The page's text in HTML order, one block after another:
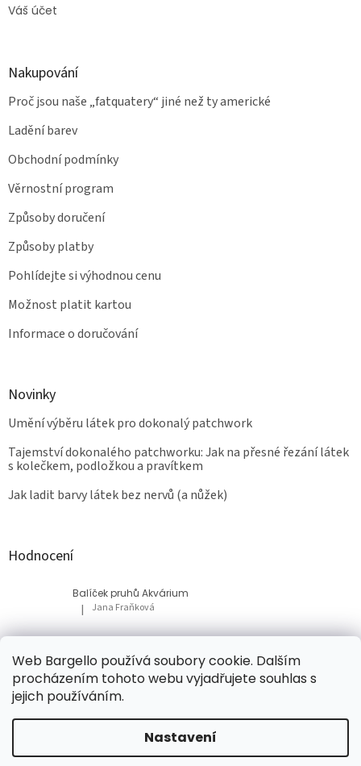
Web Bargello používá soubory cookie. Dalším
procházením tohoto webu vyjadřujete souhlas s
jejich používáním.
Nastavení
Váš účet
Nakupování
Proč jsou naše „fatquatery“ jiné než ty americké
Ladění barev
Obchodní podmínky
Věrnostní program
Způsoby doručení
Způsoby platby
Pohlídejte si výhodnou cenu
Možnost platit kartou
Informace o doručování
Novinky
Umění výběru látek pro dokonalý patchwork
Tajemství dokonalého patchworku: Jak na přesné řezání látek
s kolečkem, podložkou a pravítkem
Jak ladit barvy látek bez nervů (a nůžek)
Hodnocení
Balíček pruhů Akvárium
Hodnocení produktu je 5 z 5 hvězdiček.
| Jana Fraňková
Balíček Lesní med
Hodnocení produktu je 5 z 5 hvězdiček.
| Tatiana Bacikova
Vytvořil Shoptet